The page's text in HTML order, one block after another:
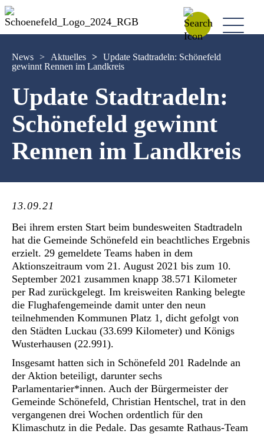
News > Aktuelles > Update Stadtradeln: Schönefeld
gewinnt Rennen im Landkreis
Update Stadtradeln:
Schönefeld gewinnt
Rennen im Landkreis
13.09.21
Bei ihrem ersten Start beim bundesweiten Stadtradeln
hat die Gemeinde Schönefeld ein beachtliches Ergebnis
erzielt. 29 gemeldete Teams haben in dem
Aktionszeitraum vom 21. August 2021 bis zum 10.
September 2021 zusammen knapp 38.571 Kilometer
per Rad zurückgelegt. Im kreisweiten Ranking belegte
die Flughafengemeinde damit unter den neun
teilnehmenden Kommunen Platz 1, dicht gefolgt von
den Städten Luckau (33.699 Kilometer) und Königs
Wusterhausen (22.991).
Insgesamt hatten sich in Schönefeld 201 Radelnde an
der Aktion beteiligt, darunter sechs
Parlamentarier*innen. Auch der Bürgermeister der
Gemeinde Schönefeld, Christian Hentschel, trat in den
vergangenen drei Wochen ordentlich für den
Klimaschutz in die Pedale. Das gesamte Rathaus-Team